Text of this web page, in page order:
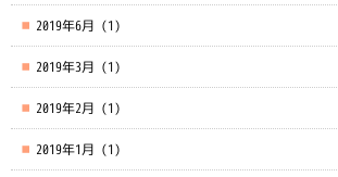
2019年6月 (1)
2019年3月 (1)
2019年2月 (1)
2019年1月 (1)